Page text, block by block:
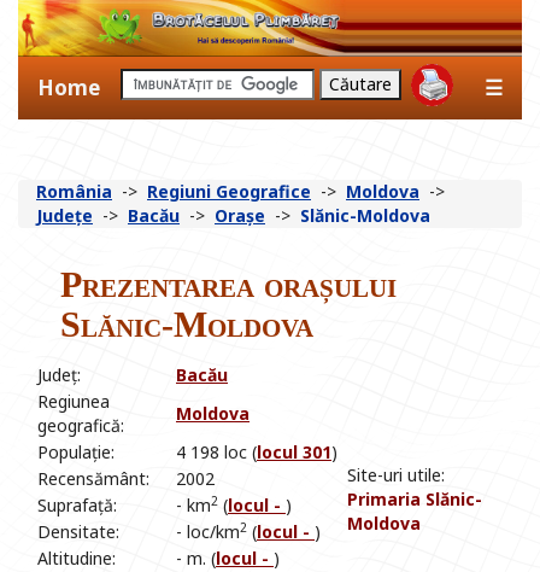
Home ☰
România -> Regiuni Geografice -> Moldova ->
Județe -> Bacău -> Orașe -> Slănic-Moldova
Prezentarea orașului
Slănic-Moldova
Județ: Bacău
Site-uri utile:
Primaria Slănic-
Moldova
Regiunea
geografică:
Moldova
Populație:
4 198 loc (locul 301)
Recensământ:
2002
Suprafață:
- km2 (locul - )
Densitate:
- loc/km2 (locul - )
Altitudine:
- m. (locul - )